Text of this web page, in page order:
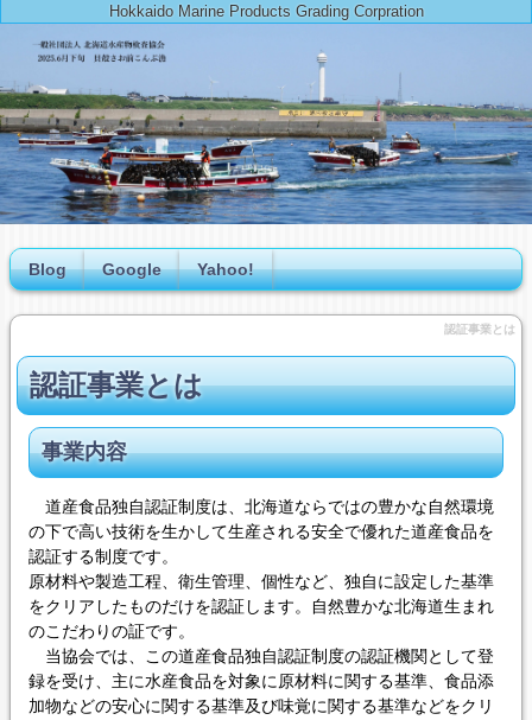
Hokkaido Marine Products Grading Corpration
Blog Google Yahoo!
認証事業とは
認証事業とは
事業内容
道産食品独自認証制度は、北海道ならではの豊かな自然環境
の下で高い技術を生かして生産される安全で優れた道産食品を
認証する制度です。
原材料や製造工程、衛生管理、個性など、独自に設定した基準
をクリアしたものだけを認証します。自然豊かな北海道生まれ
のこだわりの証です。
当協会では、この道産食品独自認証制度の認証機関として登
録を受け、主に水産食品を対象に原材料に関する基準、食品添
加物などの安心に関する基準及び味覚に関する基準などをクリ